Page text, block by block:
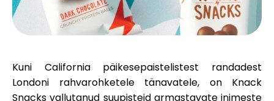
Voorude ajalugu
Blogi
Kuni California päikesepaistelistest randadest
Londoni rahvarohketele tänavatele, on Knack
Snacks vallutanud suupisteid armastavate inimeste